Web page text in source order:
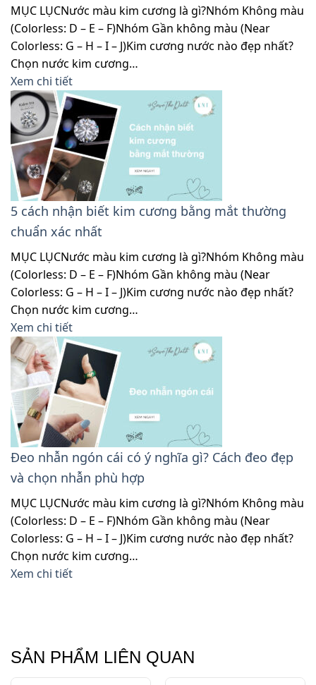
MỤC LỤCNước màu kim cương là gì?Nhóm Không màu
(Colorless: D – E – F)Nhóm Gần không màu (Near
Colorless: G – H – I – J)Kim cương nước nào đẹp nhất?
Chọn nước kim cương…
Xem chi tiết
5 cách nhận biết kim cương bằng mắt thường
chuẩn xác nhất
MỤC LỤCNước màu kim cương là gì?Nhóm Không màu
(Colorless: D – E – F)Nhóm Gần không màu (Near
Colorless: G – H – I – J)Kim cương nước nào đẹp nhất?
Chọn nước kim cương…
Xem chi tiết
Đeo nhẫn ngón cái có ý nghĩa gì? Cách đeo đẹp
và chọn nhẫn phù hợp
MỤC LỤCNước màu kim cương là gì?Nhóm Không màu
(Colorless: D – E – F)Nhóm Gần không màu (Near
Colorless: G – H – I – J)Kim cương nước nào đẹp nhất?
Chọn nước kim cương…
Xem chi tiết
SẢN PHẨM LIÊN QUAN